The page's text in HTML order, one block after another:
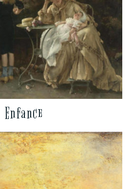
Enfance